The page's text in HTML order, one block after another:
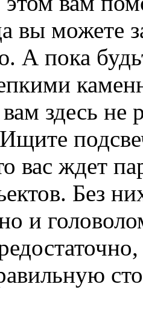
вы можете
А пока
здесь не
вас ждет
Без
и